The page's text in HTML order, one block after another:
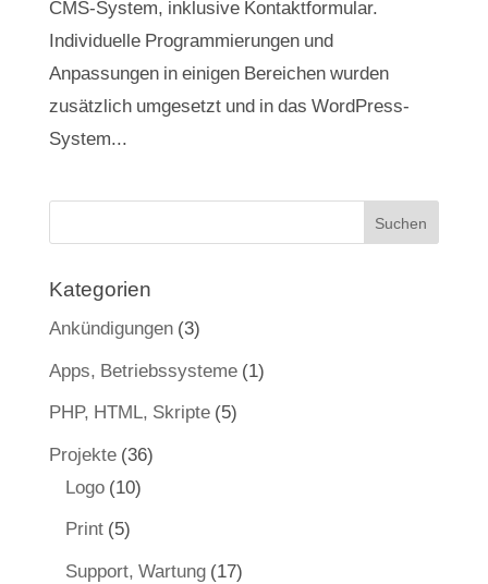
CMS-System, inklusive Kontaktformular.
Individuelle Programmierungen und
Anpassungen in einigen Bereichen wurden
zusätzlich umgesetzt und in das WordPress-
System...
Kategorien
Ankündigungen(3)
Apps, Betriebssysteme(1)
PHP, HTML, Skripte(5)
Projekte(36)
Logo(10)
Print(5)
Support, Wartung(17)